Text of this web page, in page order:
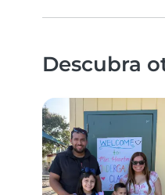
Descubra